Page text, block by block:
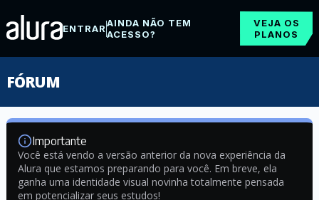
ENTRARAINDA NÃO TEM
ACESSO?
VEJA OS
PLANOS
FÓRUM
Importante
Você está vendo a versão anterior da nova experiência da
Alura que estamos preparando para você. Em breve, ela
ganha uma identidade visual novinha totalmente pensada
em potencializar seus estudos!